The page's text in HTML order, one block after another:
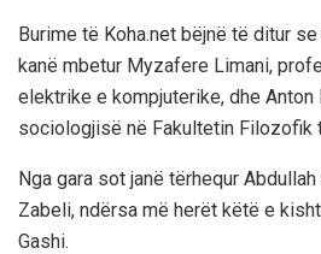
Burime të Koha.net bëjnë të ditur
kanë mbetur Myzafere Limani,
elektrike e kompjuterike, dhe
sociologjisë në Fakultetin Filozofik
Nga gara sot janë tërhequr
Zabeli, ndërsa më herët këtë e
Gashi.